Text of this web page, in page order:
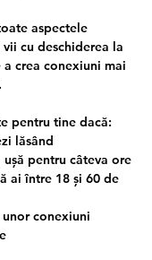
aspectele
cu deschiderea la
crea conexiuni mai
pentru tine dacă:
lăsând
pentru câteva ore
ai între 18 și 60 de
conexiuni